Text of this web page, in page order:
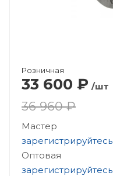
Розничная
33 600 ₽ /шт
36 960 ₽
Мастер
зарегистрируйтесь
Оптовая
зарегистрируйтесь